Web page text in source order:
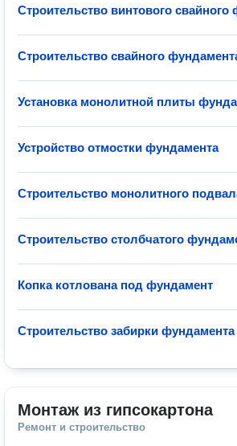
Строительство винтового свайного
Строительство свайного
Установка монолитной плиты
Устройство отмостки фундамента
Строительство монолитного
Строительство столбчатого
Копка котлована под фундамент
Строительство забирки фундамента
Монтаж из гипсокартона
Ремонт и строительство